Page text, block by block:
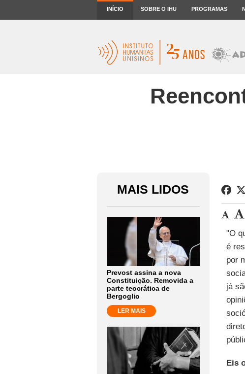
INÍCIO SOBRE O IHU PROGRAMAS
MAIS LIDOS
Prevost assina a nova
Constituição. Removida a
parte teocrática de
Bergoglio
LER MAIS
"O
é
por
já
Eis